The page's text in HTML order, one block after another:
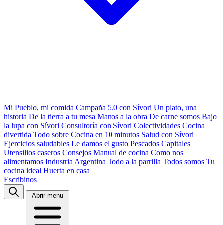
Mi Pueblo, mi comida Campaña 5.0 con Sívori Un plato, una
historia De la tierra a tu mesa Manos a la obra De carne somos Bajo
la lupa con Sívori Consultoría con Sívori Colectividades Cocina
divertida Todo sobre Cocina en 10 minutos Salud con Sívori
Ejercicios saludables Le damos el gusto Pescados Capitales
Utensilios caseros Consejos Manual de cocina Como nos
alimentamos Industria Argentina Todo a la parrilla Todos somos Tu
cocina ideal Huerta en casa
Escribinos
Abrir menu